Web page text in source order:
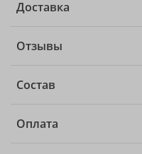
Доставка
Отзывы
Состав
Оплата